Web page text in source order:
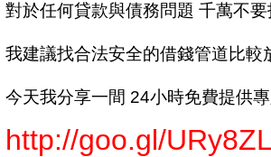
對於任何貸款與債務問題 千萬不
我建議找合法安全的借錢管道比較
今天我分享一間 24小時免費提供
http://goo.gl/URy8ZL